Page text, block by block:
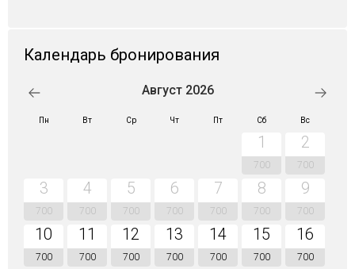
Календарь бронирования
Август 2026
Пн Вт Ср Чт Пт Сб Вс
1
700
2
700
3
700
4
700
5
700
6
700
7
700
8
700
9
700
10
700
11
700
12
700
13
700
14
700
15
700
16
700